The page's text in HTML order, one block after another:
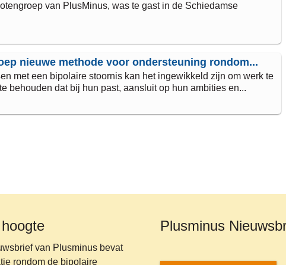
van PlusMinus, was te gast in de Schiedamse
nieuwe methode voor ondersteuning rondom...
met een bipolaire stoornis kan het ingewikkeld zijn om werk te
behouden dat bij hun past, aansluit op hun ambities en...
van Plusminus bevat
rondom de bipolaire
Plusminus